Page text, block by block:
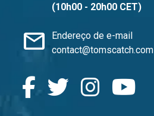
(10h00 - 20h00 CET)
mail
Endereço de e-mail
contact@tomscatch.com